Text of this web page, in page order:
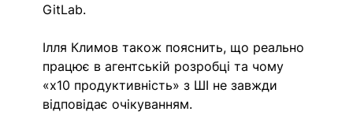
GitLab.
Ілля Климов також пояснить, що реально
працює в агентській розробці та чому
«х10 продуктивність» з ШІ не завжди
відповідає очікуванням.